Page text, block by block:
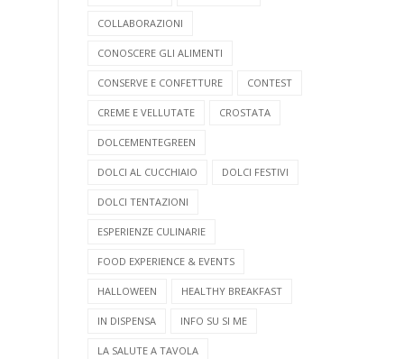
COLLABORAZIONI
CONOSCERE GLI ALIMENTI
CONSERVE E CONFETTURE CONTEST
CREME E VELLUTATE CROSTATA
DOLCEMENTEGREEN
DOLCI AL CUCCHIAIO DOLCI FESTIVI
DOLCI TENTAZIONI
ESPERIENZE CULINARIE
FOOD EXPERIENCE & EVENTS
HALLOWEEN HEALTHY BREAKFAST
IN DISPENSA INFO SU SI ME
LA SALUTE A TAVOLA